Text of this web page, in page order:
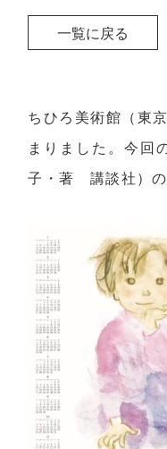
一覧に戻る
ちひろ美術館（東
まりました。今回
子・著 講談社）の